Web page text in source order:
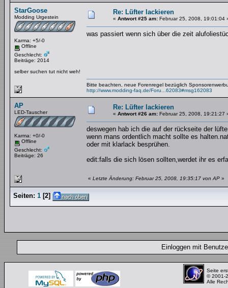
StarGoose
Modding Urgestein
Karma: +5/-0
Offline
Geschlecht:
Beiträge: 2014
selber suchen tut nicht weh!
Re: Lüfter lackieren
« Antwort #25 am: Februar 25, 2008, 19:01:04
was passiert wenn sich über die zeit
Bitte beachten, neue Forenregel bezüglich
http://www.modding-faq.de/Foru...62083#msg162083
AP
LED-Tauscher
Karma: +0/-0
Offline
Geschlecht:
Beiträge: 26
Re: Lüfter lackieren
« Antwort #26 am: Februar 25, 2008, 19:21:27
deswegen hab ich die auf der rückseite der
wenn mans ordentlich macht sollte es
oder mit klarlack besprühen.
edit:falls die sich lösen sollten,werdet ihr es
« Letzte Änderung: Februar 25, 2008, 19:35:17 von AP »
Seiten: 1 [2]
Einloggen mit
Seite
© 2001-
Alle